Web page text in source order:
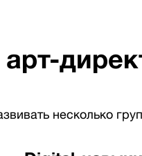
несколько